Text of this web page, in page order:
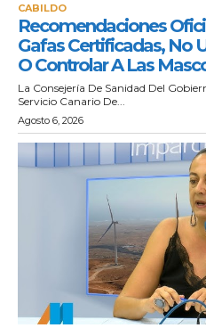
CABILDO
Recomendaciones
Gafas Certificadas, No
O Controlar A Las
La Consejería De Sanidad Del
Servicio Canario De...
Agosto 6, 2026